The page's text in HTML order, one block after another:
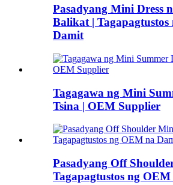
Pasadyang Mini Dress
Balikat |
Damit
Tagagawa ng Mini
Tsina | OEM Supplier
Pasadyang Off
Tagapagtustos ng